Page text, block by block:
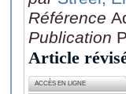
Référence
Publication
Article
ACCÈS EN LIGNE